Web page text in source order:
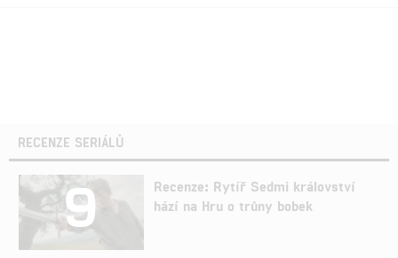
RECENZE SERIÁLŮ
9
Recenze: Rytíř Sedmi království
hází na Hru o trůny bobek